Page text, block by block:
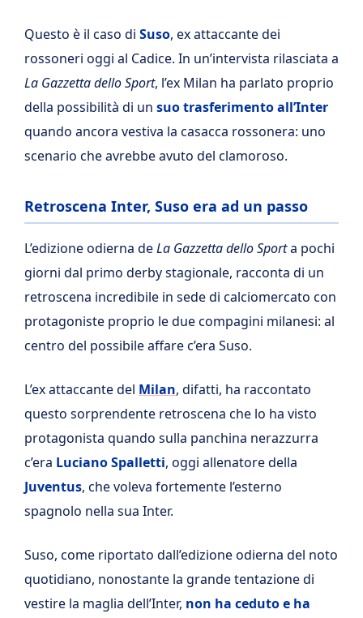
Questo è il caso di Suso, ex attaccante dei
rossoneri oggi al Cadice. In un’intervista rilasciata a
La Gazzetta dello Sport, l’ex Milan ha parlato proprio
della possibilità di un suo trasferimento all’Inter
quando ancora vestiva la casacca rossonera: uno
scenario che avrebbe avuto del clamoroso.
Retroscena Inter, Suso era ad un passo
L’edizione odierna deLa Gazzetta dello Sporta pochi
giorni dal primo derby stagionale, racconta di un
retroscena incredibile in sede di calciomercato con
protagoniste proprio le due compagini milanesi: al
centro del possibile affare c’era Suso.
L’ex attaccante del Milan, difatti, ha raccontato
questo sorprendente retroscena che lo ha visto
protagonista quando sulla panchina nerazzurra
c’era LucianoSpalletti, oggi allenatore della
Juventus, che voleva fortemente l’esterno
spagnolo nella sua Inter.
Suso, come riportato dall’edizione odierna del noto
quotidiano, nonostante la grande tentazione di
vestire la maglia dell’Inter, non ha ceduto e ha